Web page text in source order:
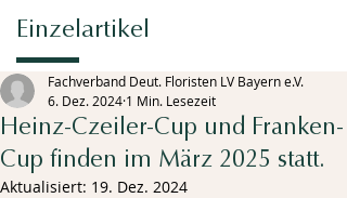
Einzelartikel
Heinz-Czeiler-Cup und Franken-
Cup finden im März 2025 statt.
Fachverband Deut. Floristen LV Bayern e.V.
6. Dez. 2024 1 Min. Lesezeit
Aktualisiert: 19. Dez. 2024